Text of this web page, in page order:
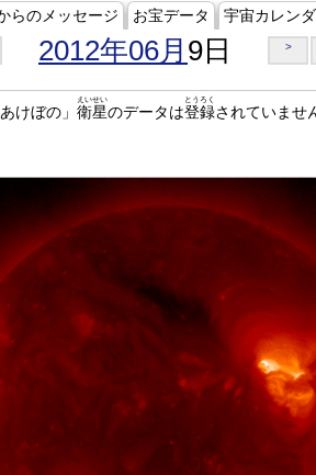
らのメッセージ お宝データ 宇宙カレン
2012年06月 9日 >
けぼの」 衛星
えいせい
のデータは登録
とうろく
されていませ